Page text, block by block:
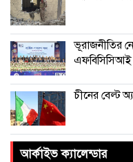
ভূরাজনীতির
এফবিসিসিআই
চীনের বেল্ট
আর্কাইভ ক্যালেন্ডার